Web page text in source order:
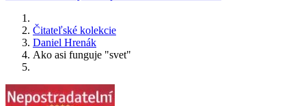
Čitateľské kolekcie
Daniel Hrenák
Ako asi funguje "svet"